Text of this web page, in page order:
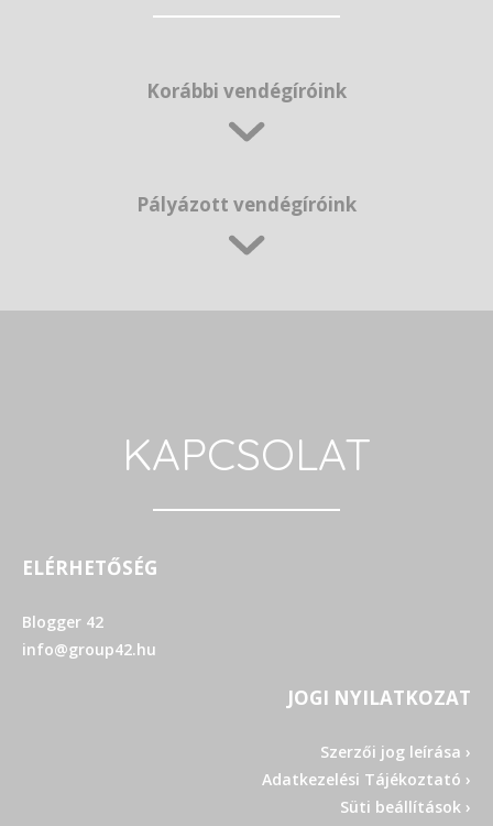
Korábbi vendégíróink
Pályázott vendégíróink
KAPCSOLAT
ELÉRHETŐSÉG
Blogger 42
info@group42.hu
JOGI NYILATKOZAT
Szerzői jog leírása ›
Adatkezelési Tájékoztató ›
Süti beállítások ›